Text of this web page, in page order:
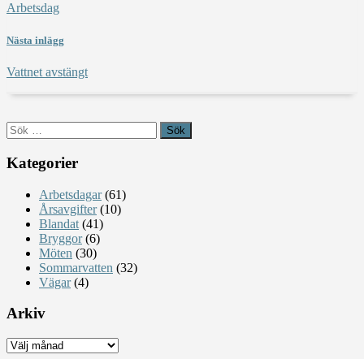
Arbetsdag
Nästa inlägg
Vattnet avstängt
Sök
efter:
Kategorier
Arbetsdagar(61)
Årsavgifter(10)
Blandat (41)
Bryggor(6)
Möten (30)
Sommarvatten (32)
Vägar(4)
Arkiv
Arkiv